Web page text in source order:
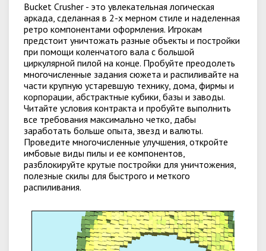
Bucket Crusher - это увлекательная логическая
аркада, сделанная в 2-х мерном стиле и наделенная
ретро компонентами оформления. Игрокам
предстоит уничтожать разные объекты и постройки
при помощи коленчатого вала с большой
циркулярной пилой на конце. Пробуйте преодолеть
многочисленные задания сюжета и распиливайте на
части крупную устаревшую технику, дома, фирмы и
корпорации, абстрактные кубики, базы и заводы.
Читайте условия контракта и пробуйте выполнить
все требования максимально четко, дабы
заработать больше опыта, звезд и валюты.
Проведите многочисленные улучшения, откройте
имбовые виды пилы и ее компонентов,
разблокируйте крутые постройки для уничтожения,
полезные скилы для быстрого и меткого
распиливания.